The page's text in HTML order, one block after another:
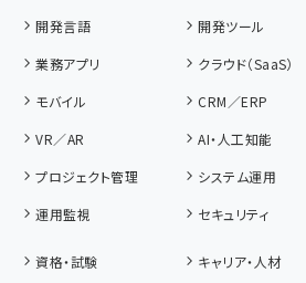
開発言語
開発ツール
業務アプリ
クラウド（SaaS）
モバイル
CRM／ERP
VR／AR
AI・人工知能
プロジェクト管理
システム運用
運用監視
セキュリティ
資格・試験 キャリア・人材